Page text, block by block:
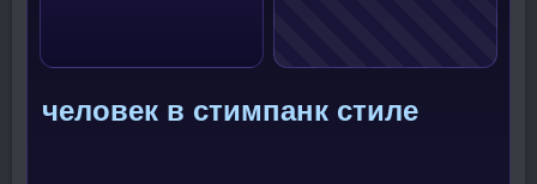
человек в стимпанк стиле